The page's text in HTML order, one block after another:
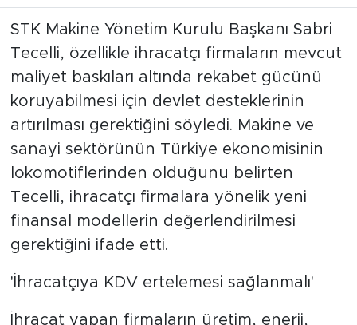
STK Makine Yönetim Kurulu Başkanı Sabri
Tecelli, özellikle ihracatçı firmaların mevcut
maliyet baskıları altında rekabet gücünü
koruyabilmesi için devlet desteklerinin
artırılması gerektiğini söyledi. Makine ve
sanayi sektörünün Türkiye ekonomisinin
lokomotiflerinden olduğunu belirten
Tecelli, ihracatçı firmalara yönelik yeni
finansal modellerin değerlendirilmesi
gerektiğini ifade etti.
'İhracatçıya KDV ertelemesi sağlanmalı'
İhracat yapan firmaların üretim, enerji,